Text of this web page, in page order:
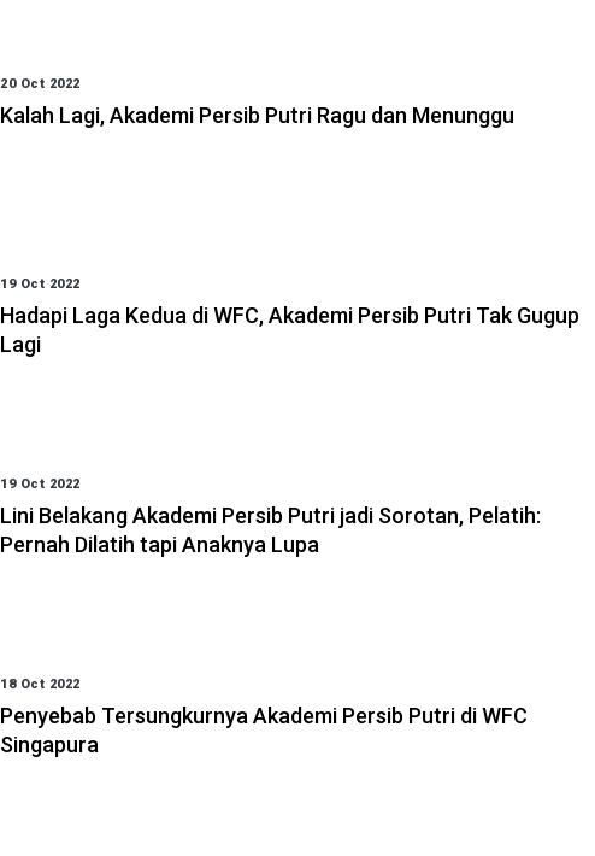
20 Oct 2022
Kalah Lagi, Akademi Persib Putri Ragu dan Menunggu
19 Oct 2022
Hadapi Laga Kedua di WFC, Akademi Persib Putri Tak Gugup
Lagi
19 Oct 2022
Lini Belakang Akademi Persib Putri jadi Sorotan, Pelatih:
Pernah Dilatih tapi Anaknya Lupa
18 Oct 2022
Penyebab Tersungkurnya Akademi Persib Putri di WFC
Singapura